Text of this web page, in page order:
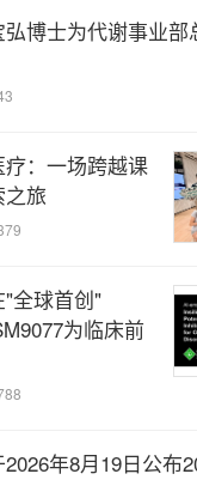
博士为代谢事业部
：一场跨越课
旅
全球首创"
为临床前
年8月19日公布